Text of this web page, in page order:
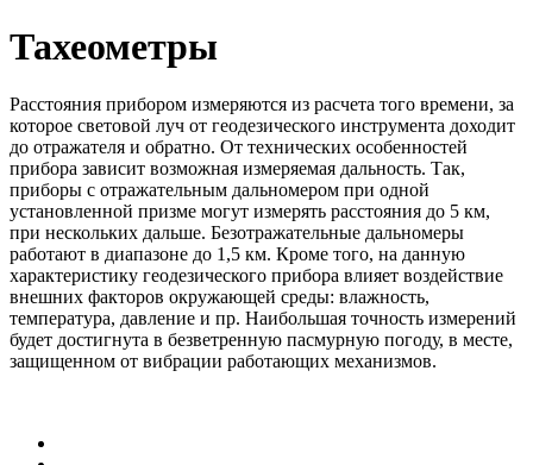
Тахеометры
Расстояния прибором измеряются из расчета того времени, за
которое световой луч от геодезического инструмента доходит
до отражателя и обратно. От технических особенностей
прибора зависит возможная измеряемая дальность. Так,
приборы с отражательным дальномером при одной
установленной призме могут измерять расстояния до 5 км,
при нескольких дальше. Безотражательные дальномеры
работают в диапазоне до 1,5 км. Кроме того, на данную
характеристику геодезического прибора влияет воздействие
внешних факторов окружающей среды: влажность,
температура, давление и пр. Наибольшая точность измерений
будет достигнута в безветренную пасмурную погоду, в месте,
защищенном от вибрации работающих механизмов.